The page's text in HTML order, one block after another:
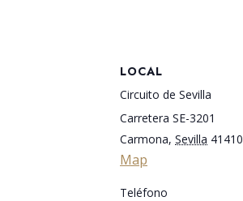
LOCAL
Circuito de Sevilla
Carretera SE-3201
Carmona, Sevilla 41410
Map
Teléfono